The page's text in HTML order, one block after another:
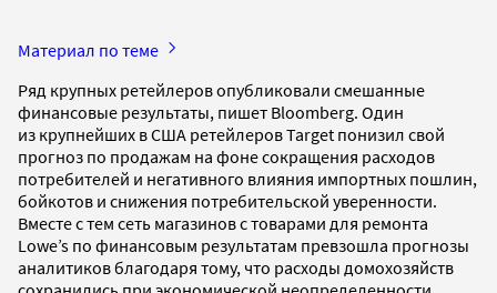
Материал по теме
Ряд крупных ретейлеров опубликовали смешанные
финансовые результаты, пишет Bloomberg. Один
из крупнейших в США ретейлеров Target понизил свой
прогноз по продажам на фоне сокращения расходов
потребителей и негативного влияния импортных пошлин,
бойкотов и снижения потребительской уверенности.
Вместе с тем сеть магазинов с товарами для ремонта
Lowe’s по финансовым результатам превзошла прогнозы
аналитиков благодаря тому, что расходы домохозяйств